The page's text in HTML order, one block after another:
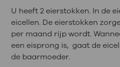
U heeft 2 eierstokken. In de
eicellen. De eierstokken
per maand rijp wordt.
een eisprong is, gaat de
de baarmoeder.